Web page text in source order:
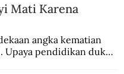
Mati Karena
angka kematian
pendidikan dukun